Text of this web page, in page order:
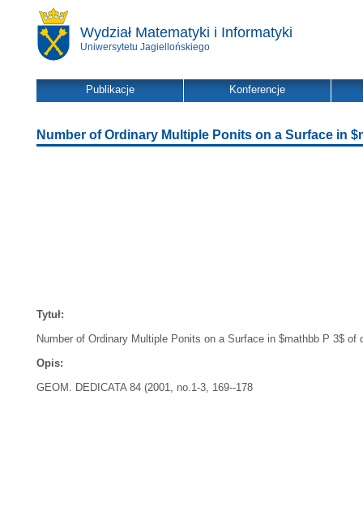
Wydział Matematyki i Informatyki
Uniwersytetu Jagiellońskiego
Publikacje Konferencje
Number of Ordinary Multiple Ponits on a Surface in
Tytuł:
Number of Ordinary Multiple Ponits on a Surface in $mathbb P 3$ of
Opis:
GEOM. DEDICATA 84 (2001, no.1-3, 169--178